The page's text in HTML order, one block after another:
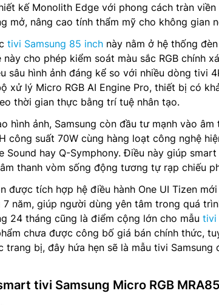
kế Monolith Edge với phong cách tràn
mở, nâng cao tính thẩm mỹ cho không gian
tivi Samsung 85 inch này nằm ở hệ thống
cho phép kiểm soát màu sắc RGB chính
sâu hình ảnh đáng kể so với nhiều dòng tivi
xử lý Micro RGB AI Engine Pro, thiết bị có
thời gian thực bằng trí tuệ nhân tạo.
hình ảnh, Samsung còn đầu tư mạnh vào âm
công suất 70W cùng hàng loạt công nghệ
Sound hay Q-Symphony. Điều này giúp
thanh vòm sống động tương tự rạp chiếu
được tích hợp hệ điều hành One UI Tizen
năm, giúp người dùng yên tâm trong quá
24 tháng cũng là điểm cộng lớn cho mẫu tivi
chưa được công bố giá bán chính thức,
trang bị, đây hứa hẹn sẽ là mẫu tivi Samsung
tivi Samsung Micro RGB